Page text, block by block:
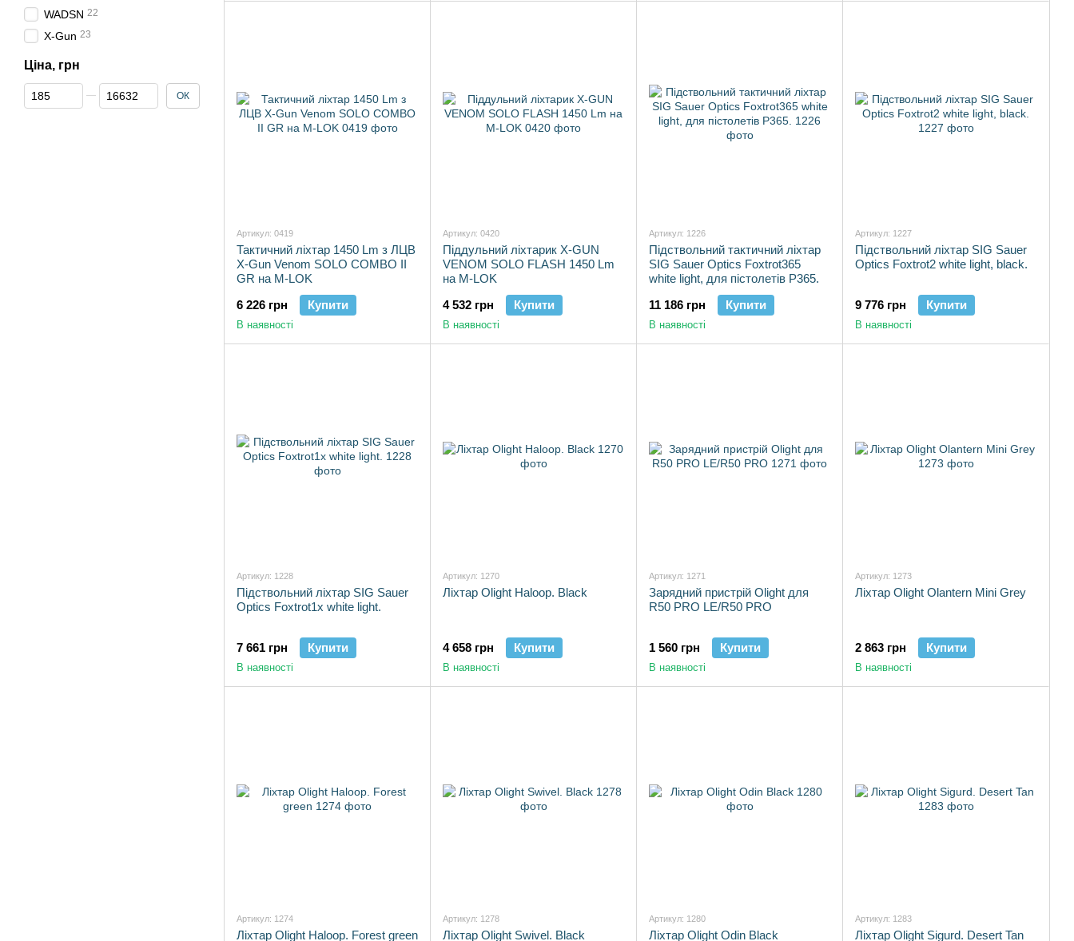
Артикул: 0419
Тактичний ліхтар 1450 Lm з ЛЦВ
X-Gun Venom SOLO COMBO II
GR на M-LOK
6 226 грн
Купити
В наявності
Артикул: 0420
Піддульний ліхтарик X-GUN
VENOM SOLO FLASH 1450 Lm
на M-LOK
4 532 грн
Купити
В наявності
Артикул: 1226
Підствольний тактичний ліхтар
SIG Sauer Optics Foxtrot365
white light, для пістолетів P365.
11 186 грн
Купити
В наявності
Артикул: 1227
Підствольний ліхтар SIG Sauer
Optics Foxtrot2 white light, black.
9 776 грн Купити
В наявності
Артикул: 1228
Підствольний ліхтар SIG Sauer
Optics Foxtrot1x white light.
7 661 грн Купити
В наявності
Артикул: 1270
Ліхтар Olight Haloop. Black
4 658 грн Купити
В наявності
Артикул: 1271
Зарядний пристрій Olight для
R50 PRO LE/R50 PRO
1 560 грн Купити
В наявності
Артикул: 1273
Ліхтар Olight Olantern Mini Grey
2 863 грн Купити
В наявності
Артикул: 1274
Ліхтар Olight Haloop. Forest green
Артикул: 1278
Ліхтар Olight Swivel. Black
Артикул: 1280
Ліхтар Olight Odin Black
Артикул: 1283
Ліхтар Olight Sigurd. Desert Tan
WADSN 22
X-Gun 23
Ціна, грн
Від Ціна, грн
До Ціна, грн ОК